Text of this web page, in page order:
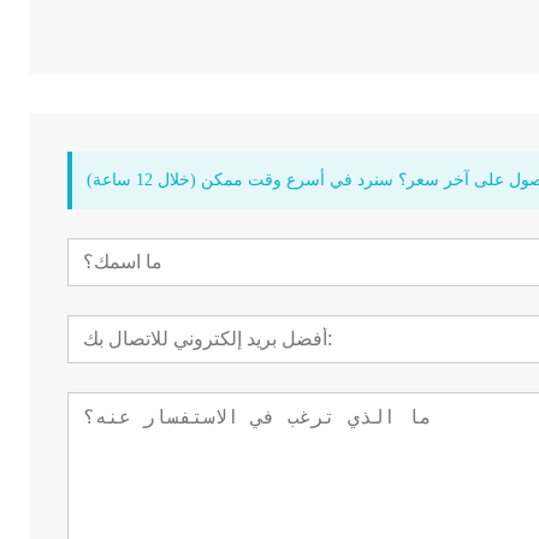
على آخر سعر؟ سنرد في أسرع وقت ممكن (خلال 12 ساعة)